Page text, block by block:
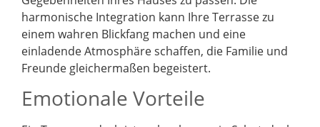
harmonische Integration kann Ihre Terrasse zu
einem wahren Blickfang machen und eine
einladende Atmosphäre schaffen, die Familie und
Freunde gleichermaßen begeistert.
Emotionale Vorteile